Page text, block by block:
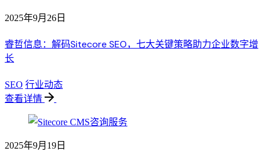
2025年9月26日
睿哲信息：解码Sitecore SEO，七大关键策略助力企业数字增
长
SEO 行业动态
查看详情
2025年9月19日